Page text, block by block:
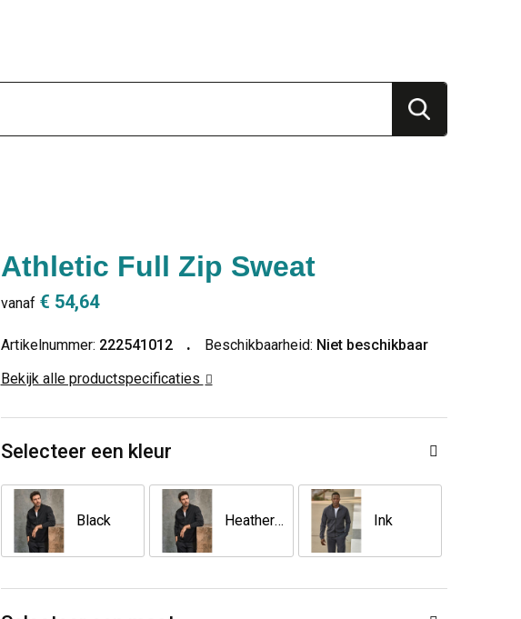
Athletic Full Zip Sweat
vanaf € 54,64
Artikelnummer: 222541012 Beschikbaarheid: Niet beschikbaar
Bekijk alle productspecificaties
Selecteer een kleur
Black Heather Grey Ink